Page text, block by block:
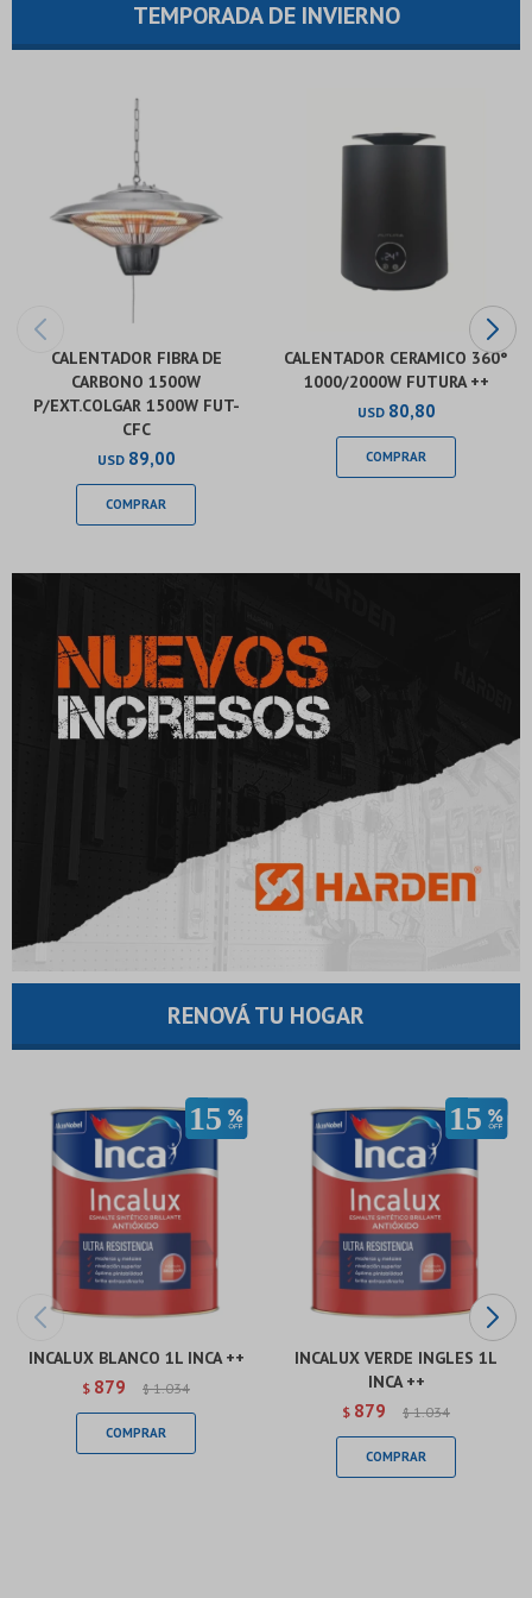
TEMPORADA DE INVIERNO
CALENTADOR FIBRA DE
CARBONO 1500W
P/EXT.COLGAR 1500W FUT-
CFC
USD 89,00
CALENTADOR CERAMICO 360°
1000/2000W FUTURA ++
USD 80,80
RENOVÁ TU HOGAR
INCALUX BLANCO 1L INCA ++
$ 879 $ 1.034
INCALUX VERDE INGLES 1L
INCA ++
$ 879 $ 1.034